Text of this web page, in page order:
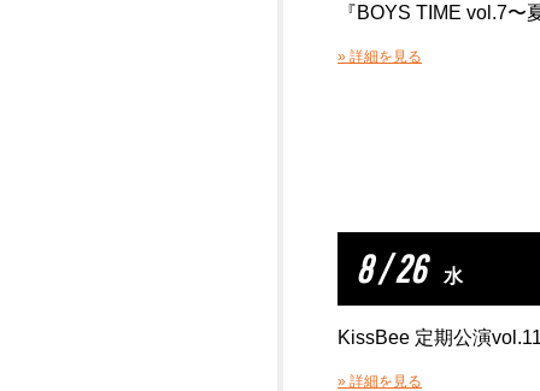
『BOYS TIME vol.7〜
» 詳細を見る
8 / 26 水
KissBee 定期公演
» 詳細を見る